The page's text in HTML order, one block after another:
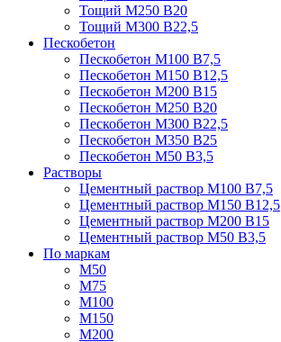
Тощий М250 В20
Тощий М300 В22,5
Пескобетон
Пескобетон М100 В7,5
Пескобетон М150 В12,5
Пескобетон М200 В15
Пескобетон М250 В20
Пескобетон М300 В22,5
Пескобетон М350 В25
Пескобетон М50 В3,5
Растворы
Цементный раствор М100 В7,5
Цементный раствор М150 В12,5
Цементный раствор М200 В15
Цементный раствор М50 В3,5
По маркам
М50
М75
М100
М150
М200